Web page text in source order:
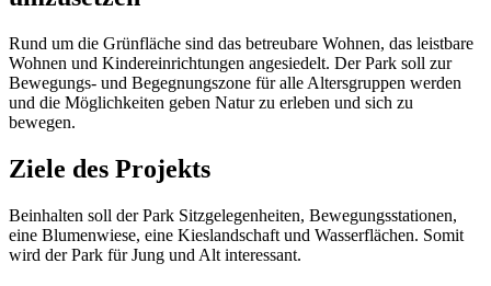
Rund um die Grünfläche sind das betreubare Wohnen, das leistbare
Wohnen und Kindereinrichtungen angesiedelt. Der Park soll zur
Bewegungs- und Begegnungszone für alle Altersgruppen werden
und die Möglichkeiten geben Natur zu erleben und sich zu
bewegen.
Ziele des Projekts
Beinhalten soll der Park Sitzgelegenheiten, Bewegungsstationen,
eine Blumenwiese, eine Kieslandschaft und Wasserflächen. Somit
wird der Park für Jung und Alt interessant.